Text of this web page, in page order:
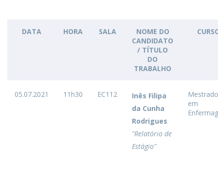
DATA HORA SALA
NOME DO
CANDIDATO
/ TÍTULO
DO
TRABALHO
05.07.2021 11h30 EC112
Inês Filipa
da Cunha
Rodrigues
"Relatório de
Estágio"
Mestrado
em